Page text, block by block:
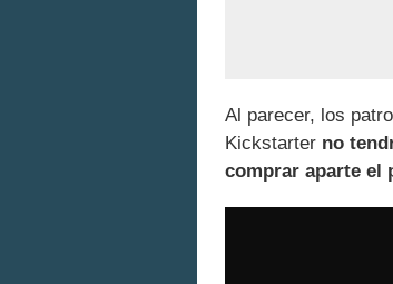
Al parecer, los
Kickstarter no
comprar aparte el